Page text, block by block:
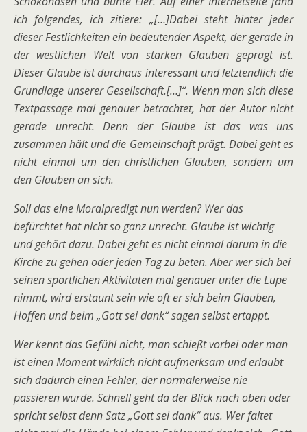
ich folgendes, ich zitiere: „[…]Dabei steht hinter jeder
dieser Festlichkeiten ein bedeutender Aspekt, der gerade in
der westlichen Welt von starken Glauben geprägt ist.
Dieser Glaube ist durchaus interessant und letztendlich die
Grundlage unserer Gesellschaft.[…]“. Wenn man sich diese
Textpassage mal genauer betrachtet, hat der Autor nicht
gerade unrecht. Denn der Glaube ist das was uns
zusammen hält und die Gemeinschaft prägt. Dabei geht es
nicht einmal um den christlichen Glauben, sondern um
den Glauben an sich.
Soll das eine Moralpredigt nun werden? Wer das
befürchtet hat nicht so ganz unrecht. Glaube ist wichtig
und gehört dazu. Dabei geht es nicht einmal darum in die
Kirche zu gehen oder jeden Tag zu beten. Aber wer sich bei
seinen sportlichen Aktivitäten mal genauer unter die Lupe
nimmt, wird erstaunt sein wie oft er sich beim Glauben,
Hoffen und beim „Gott sei dank“ sagen selbst ertappt.
Wer kennt das Gefühl nicht, man schießt vorbei oder man
ist einen Moment wirklich nicht aufmerksam und erlaubt
sich dadurch einen Fehler, der normalerweise nie
passieren würde. Schnell geht da der Blick nach oben oder
spricht selbst denn Satz „Gott sei dank“ aus. Wer faltet